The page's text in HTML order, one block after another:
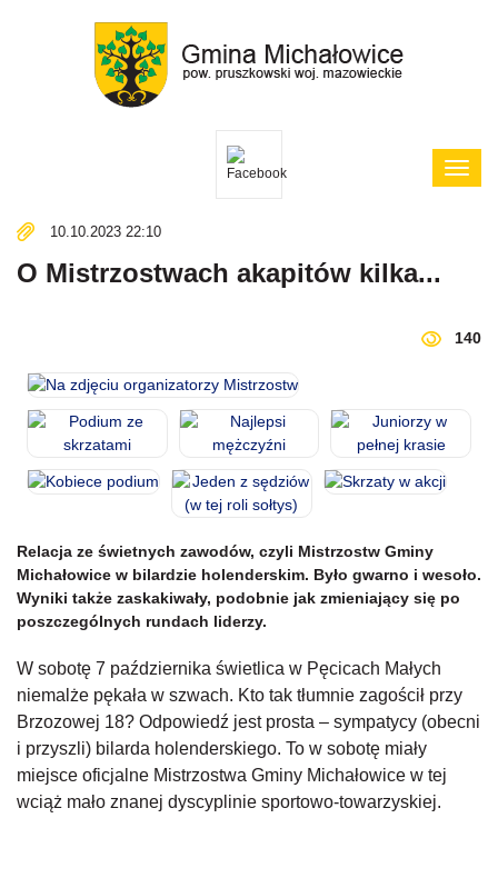
Pokaż
10.10.2023 22:10
O Mistrzostwach akapitów kilka...
140
Relacja ze świetnych zawodów, czyli Mistrzostw Gminy
Michałowice w bilardzie holenderskim. Było gwarno i wesoło.
Wyniki także zaskakiwały, podobnie jak zmieniający się po
poszczególnych rundach liderzy.
W sobotę 7 października świetlica w Pęcicach Małych
niemalże pękała w szwach. Kto tak tłumnie zagościł przy
Brzozowej 18? Odpowiedź jest prosta – sympatycy (obecni
i przyszli) bilarda holenderskiego. To w sobotę miały
miejsce oficjalne Mistrzostwa Gminy Michałowice w tej
wciąż mało znanej dyscyplinie sportowo-towarzyskiej.